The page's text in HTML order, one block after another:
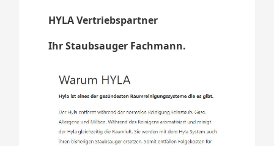
HYLA Vertriebspartner
Ihr Staubsauger Fachmann.